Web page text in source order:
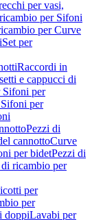
per vasi,
per Sifoni
per Curve
Set per
Raccordi in
e cappucci di
Sifoni per
per
Pezzi di
cannottoCurve
per bidetPezzi di
ricambio per
per
per
doppiLavabi per